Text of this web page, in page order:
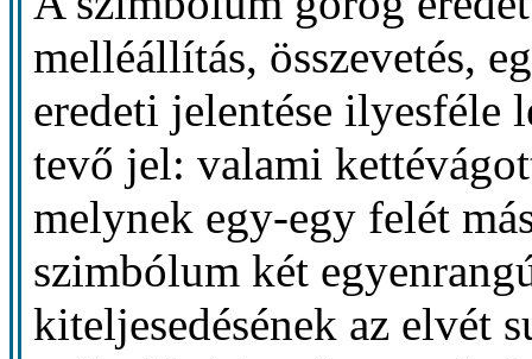
melléállítás, összevetés,
eredeti jelentése ilyesféle
tevő jel: valami
melynek egy-egy felét
szimbólum két
kiteljesedésének az elvét